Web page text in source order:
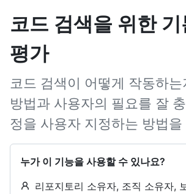
코드 검색을 위한 기
평가
코드 검색이 어떻게 작동하
방법과 사용자의 필요를 잘
정을 사용자 지정하는 방법
누가 이 기능을 사용할 수 있나요?
리포지토리 소유자, 조직 소유자,